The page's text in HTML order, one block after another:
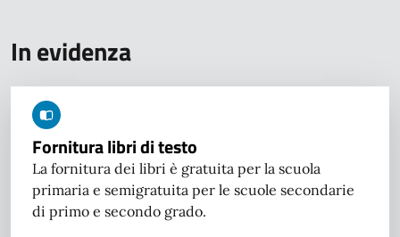
In evidenza
Fornitura libri di testo
La fornitura dei libri è gratuita per la scuola
primaria e semigratuita per le scuole secondarie
di primo e secondo grado.